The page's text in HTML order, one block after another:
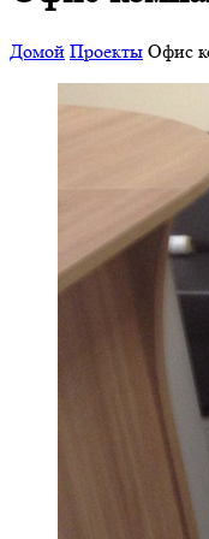
Домой Проекты Офис